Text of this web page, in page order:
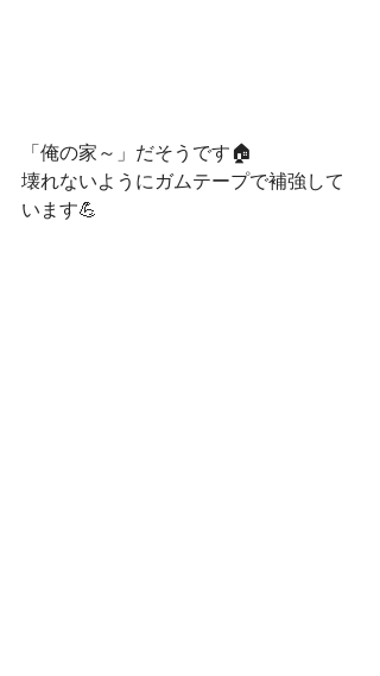
「俺の家～」だそうです🏠
壊れないようにガムテープで補強して
います💪